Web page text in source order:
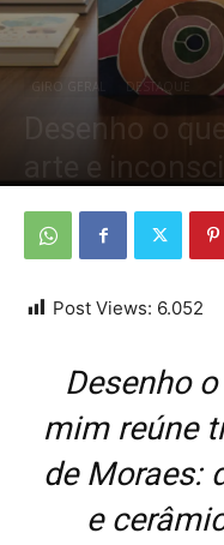
GIRO GERAL DESTAQUE
Desenho o
arte e
Post Views: 6.052
Desenho
mim reúne
de Moraes:
e